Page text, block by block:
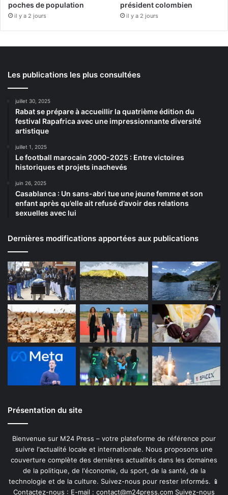
poches de population
il y a 2 jours
président colombien
il y a 2 jours
Les publications les plus consultées
juillet 30, 2025
Rabat se prépare à accueillir la quatrième édition du
festival Rapafrica avec une impressionnante diversité
artistique
juillet 1, 2025
Le football marocain 2000-2025 : Entre victoires
historiques et projets inachevés
juin 26, 2025
Casablanca : Un sans-abri tue une jeune femme et son
enfant après qu’elle ait refusé d’avoir des relations
sexuelles avec lui
Dernières modifications apportées aux publications
Présentation du site
Bienvenue sur M24 Press – votre plateforme de référence pour
suivre l'actualité locale et internationale. Nous proposons une
couverture complète des dernières actualités dans les domaines
de la politique, de l'économie, du sport, de la santé, de la
technologie et de la culture. Suivez-nous pour rester informés. 📱
Contactez-nous : E-mail : contact@m24press.com Suivez-nous